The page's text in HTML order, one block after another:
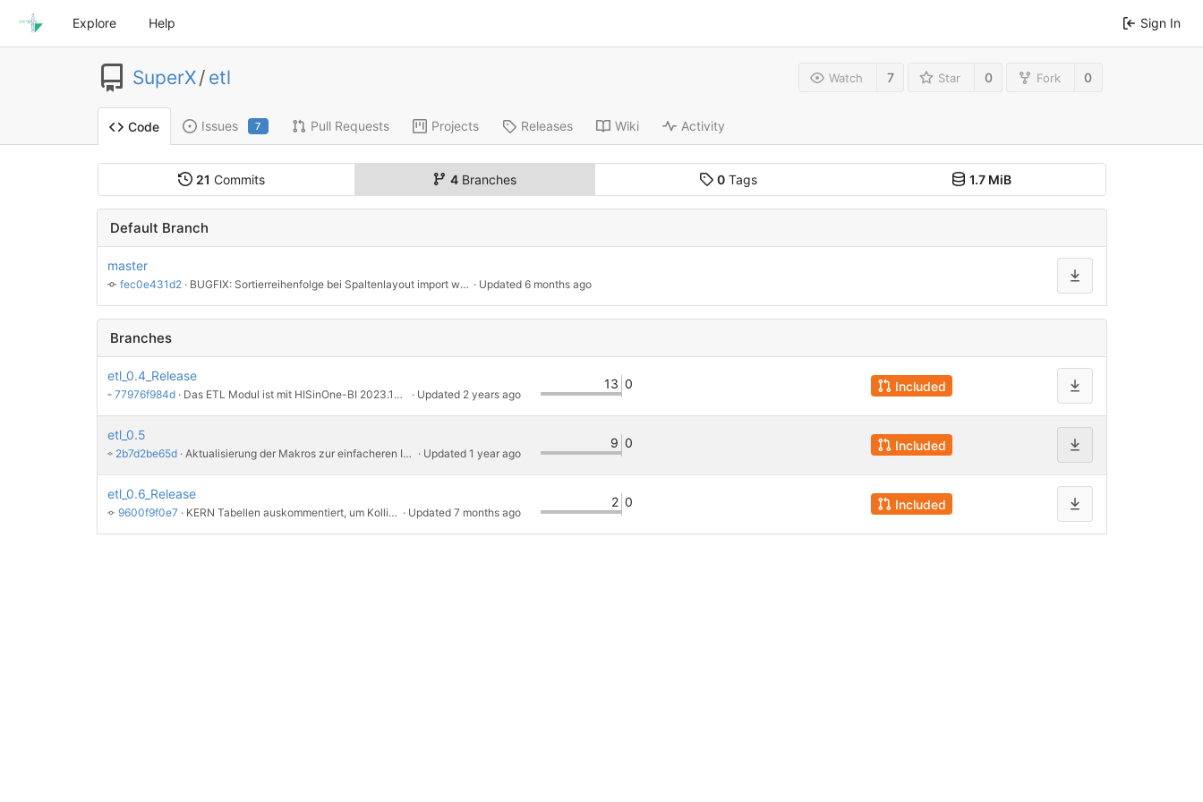
Explore Help Sign In
SuperX/ etl Watch 7 Star 0 Fork 0
Code Issues 7 Pull Requests Projects Releases Wiki Activity
21 Commits 4 Branches 0 Tags 1.7 MiB
Default Branch
master
fec0e431d2 · BUGFIX: Sortierreihenfolge bei Spaltenlayout import wurde nicht korrekt verwendet. · Updated 6 months ago
Branches
etl_0.4_Release
77976f984d · Das ETL Modul ist mit HISinOne-BI 2023.12 oder höher nicht kompatibel, wg. geänderter Klassen mit gleichem Namen im Kernmodul. · Updated 2 years ago
13 0 Included
etl_0.5
2b7d2be65d · Aktualisierung der Makros zur einfacheren Installation mit Quelldateien vergl im Wiki Hochschuleigene Laderoutinen · Updated 1 year ago
9 0 Included
etl_0.6_Release
9600f9f0e7 · KERN Tabellen auskommentiert, um Kollision beim install/uninstall zu vermeiden · Updated 7 months ago
2 0 Included